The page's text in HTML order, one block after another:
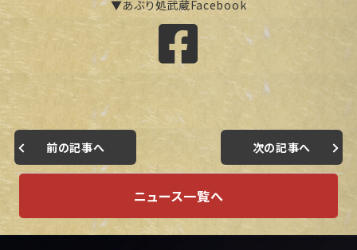
▼あぶり処武蔵Facebook
前の記事へ 次の記事へ
ニュース一覧へ